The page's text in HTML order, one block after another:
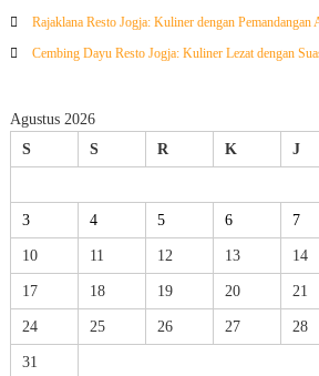
Rajaklana Resto Jogja: Kuliner dengan Pemandangan
Cembing Dayu Resto Jogja: Kuliner Lezat dengan
Agustus 2026
S
S R K J
3 4 5 6 7
10 11 12 13 14
17 18 19 20 21
24 25 26 27 28
31